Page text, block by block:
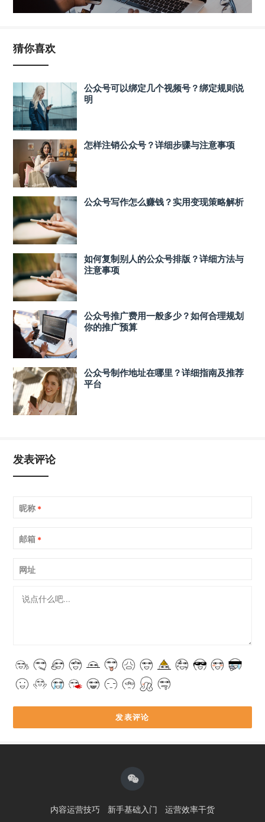
猜你喜欢
公众号可以绑定几个视频号？绑定规则说
明
怎样注销公众号？详细步骤与注意事项
公众号写作怎么赚钱？实用变现策略解析
如何复制别人的公众号排版？详细方法与
注意事项
公众号推广费用一般多少？如何合理规划
你的推广预算
公众号制作地址在哪里？详细指南及推荐
平台
发表评论
昵称 *
邮箱 *
网址
内容运营技巧 新手基础入门 运营效率干货